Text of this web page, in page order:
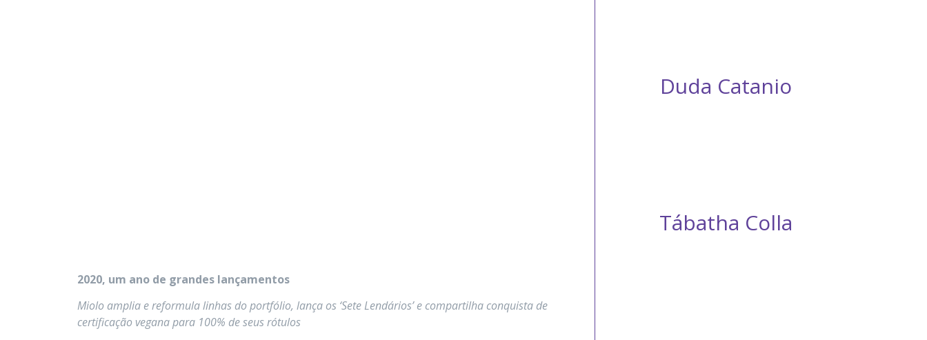
2020, um ano de grandes lançamentos
Miolo amplia e reformula linhas do portfólio, lança os ‘Sete Lendários’ e compartilha conquista de
certificação vegana para 100% de seus rótulos
Duda Catanio
Tábatha Colla